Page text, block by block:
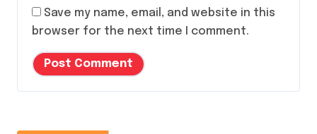
Save my name, email, and website in this
browser for the next time I comment.